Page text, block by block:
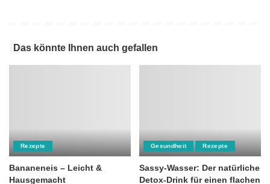
Das könnte Ihnen auch gefallen
Rezepte
Bananeneis – Leicht &
Hausgemacht
Gesundheit Rezepte
Sassy-Wasser: Der natürliche
Detox-Drink für einen flachen